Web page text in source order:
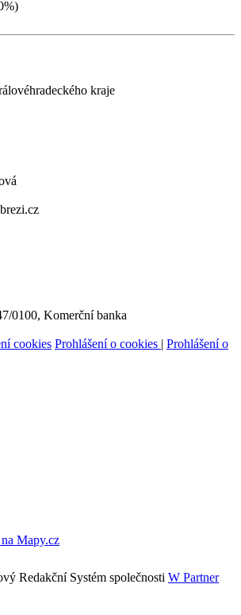
kraje
0100, Komerční banka
cookies Prohlášení o cookies | Prohlášení o
Redakční Systém společnosti W Partner